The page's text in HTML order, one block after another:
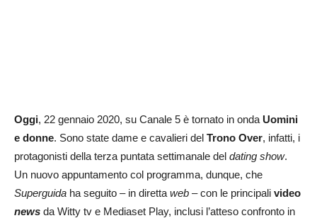
Oggi, 22 gennaio 2020, su Canale 5 è tornato in onda Uomini
e donne. Sono state dame e cavalieri del Trono Over, infatti, i
protagonisti della terza puntata settimanale del dating show.
Un nuovo appuntamento col programma, dunque, che
Superguida ha seguito – in direttaweb – con le principali video
news da Witty tv e Mediaset Play, inclusi l’atteso confronto in